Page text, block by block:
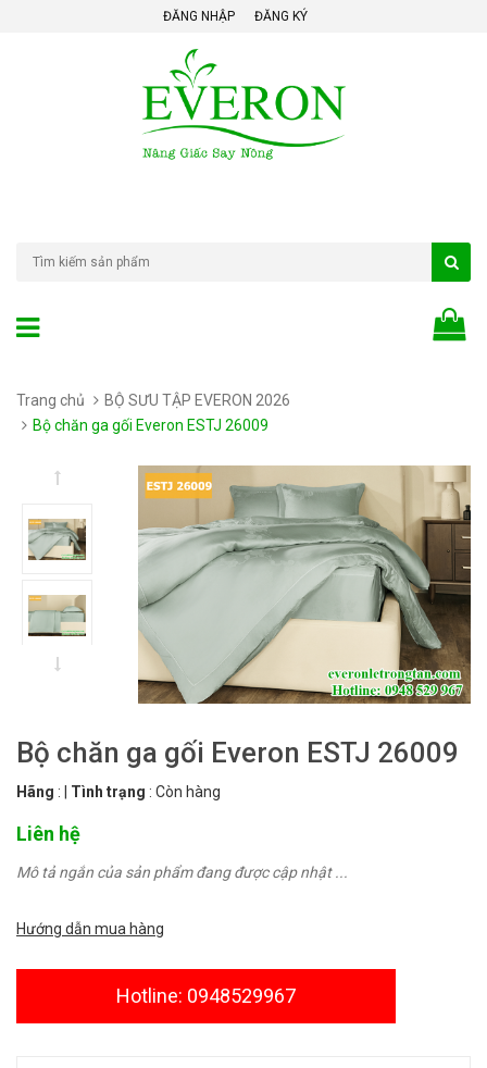
ĐĂNG NHẬP ĐĂNG KÝ
Trang chủ
BỘ SƯU TẬP EVERON 2026
Bộ chăn ga gối Everon ESTJ 26009
Bộ chăn ga gối Everon ESTJ 26009
Hãng : Tình trạng : Còn hàng
Liên hệ
Mô tả ngắn của sản phẩm đang được cập nhật ...
Hướng dẫn mua hàng
Hotline: 0948529967